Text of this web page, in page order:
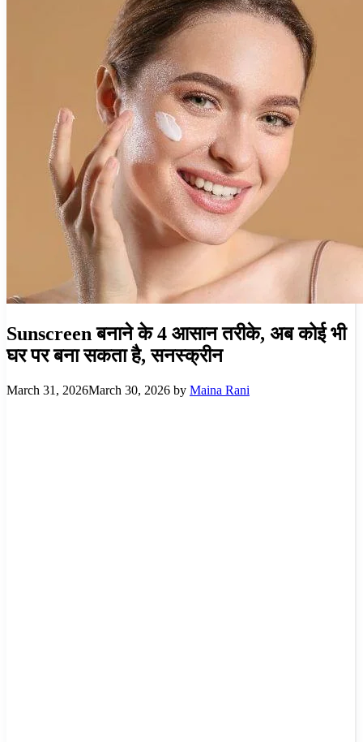
Sunscreen बनाने के 4 आसान तरीके, अब कोई भी
घर पर बना सकता है, सनस्क्रीन
March 31, 2026March 30, 2026 by Maina Rani